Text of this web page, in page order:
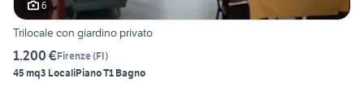
6
Trilocale con giardino privato
1.200 €Firenze(FI)
45 mq3 LocaliPiano T1 Bagno